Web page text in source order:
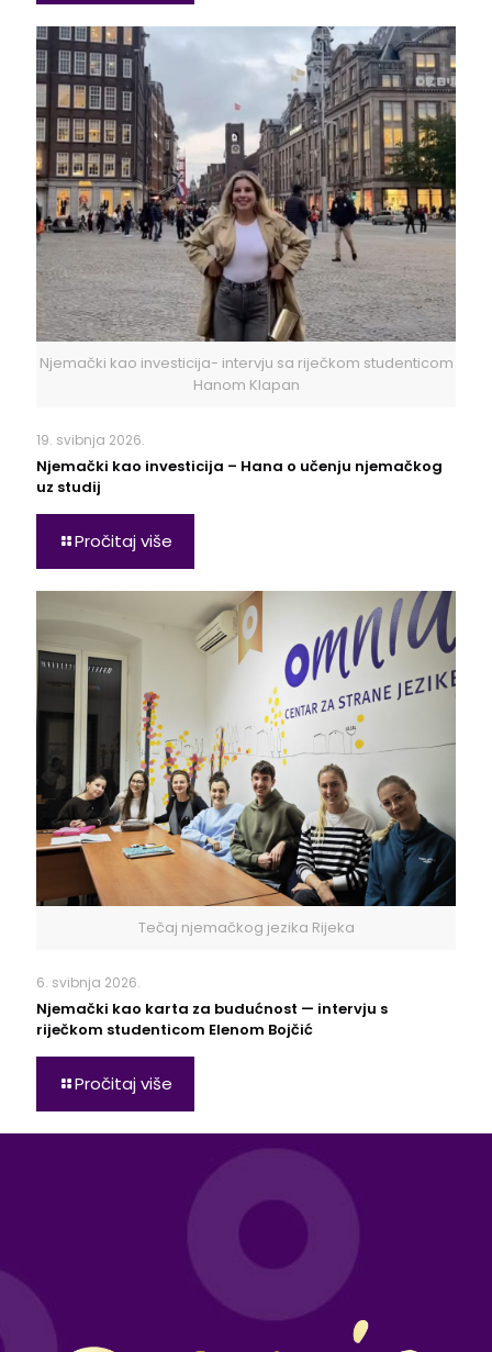
Njemački kao investicija- intervju sa riječkom studenticom
Hanom Klapan
19. svibnja 2026.
Njemački kao investicija – Hana o učenju njemačkog
uz studij
Pročitaj više
Tečaj njemačkog jezika Rijeka
6. svibnja 2026.
Njemački kao karta za budućnost — intervju s
riječkom studenticom Elenom Bojčić
Pročitaj više